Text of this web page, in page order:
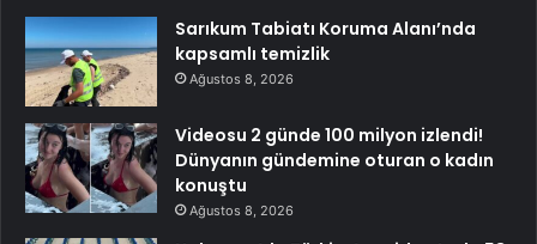
Sarıkum Tabiatı Koruma Alanı’nda
kapsamlı temizlik
Ağustos 8, 2026
Videosu 2 günde 100 milyon izlendi!
Dünyanın gündemine oturan o kadın
konuştu
Ağustos 8, 2026